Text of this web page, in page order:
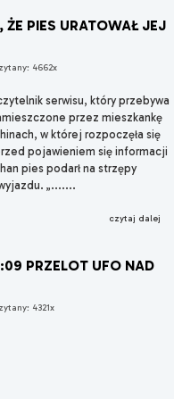
PIES URATOWAŁ JEJ
4662x
serwisu, który przebywa
przez mieszkankę
w której rozpoczęła się
pojawieniem się informacji
pies podarł na strzępy
„.......
czytaj dalej
PRZELOT UFO NAD
4321x